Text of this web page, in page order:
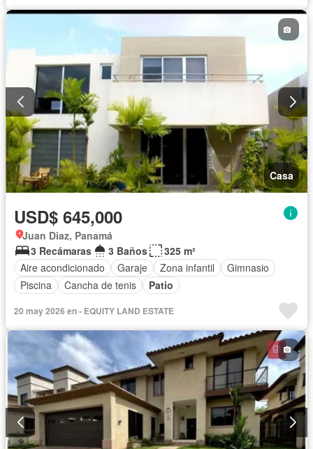
Casa
USD$ 645,000
Juan Diaz, Panamá
3 Recámaras
3 Baños
325 m²
Aire acondicionado
Garaje Zona infantil
Gimnasio
Piscina
Cancha de tenis Patio
20 may 2026 en - EQUITY LAND ESTATE